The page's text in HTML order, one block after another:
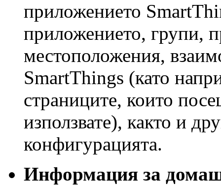
приложението
приложението, групи,
местоположения,
SmartThings (като
страниците, които
използвате), както и
конфигурацията.
Информация за